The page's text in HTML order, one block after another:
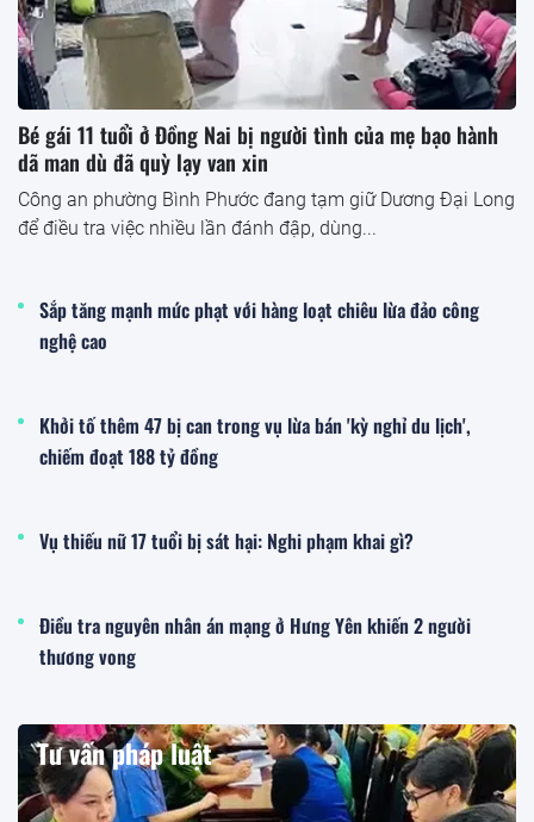
Bé gái 11 tuổi ở Đồng Nai bị người tình của mẹ bạo hành
dã man dù đã quỳ lạy van xin
Công an phường Bình Phước đang tạm giữ Dương Đại Long
để điều tra việc nhiều lần đánh đập, dùng...
Sắp tăng mạnh mức phạt với hàng loạt chiêu lừa đảo công
nghệ cao
Khởi tố thêm 47 bị can trong vụ lừa bán 'kỳ nghỉ du lịch',
chiếm đoạt 188 tỷ đồng
Vụ thiếu nữ 17 tuổi bị sát hại: Nghi phạm khai gì?
Điều tra nguyên nhân án mạng ở Hưng Yên khiến 2 người
thương vong
Tư vấn pháp luật